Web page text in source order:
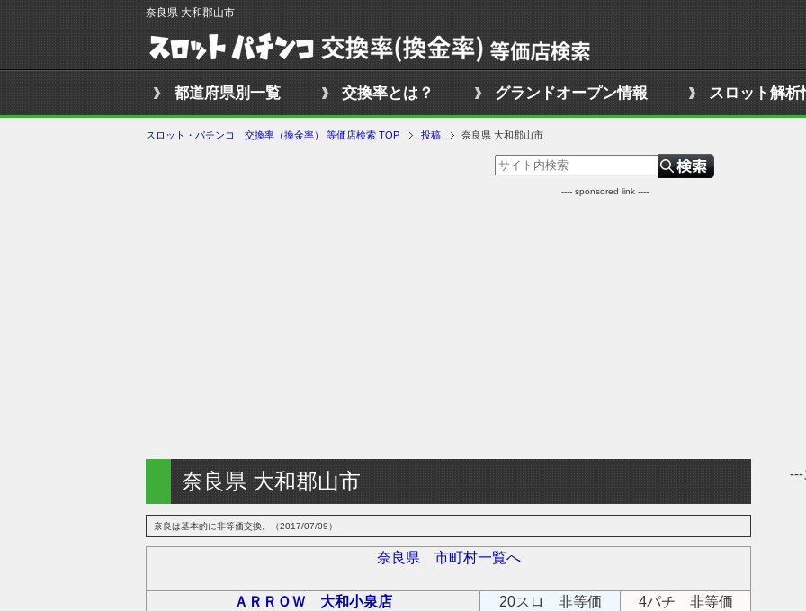
都道府県別一覧 交換率とは？ グランドオープン情報 スロット解析
スロット・パチンコ 交換率（換金率） 等価店検索 TOP 投稿 奈良県 大和郡山市
---- sponsored link ----
奈良県 大和郡山市
奈良は基本的に非等価交換。（2017/07/09）
奈良県 市町村一覧へ
ＡＲＲＯＷ 大和小泉店 20スロ 非等価
4パチ 非等価
---
奈良県 大和郡山市